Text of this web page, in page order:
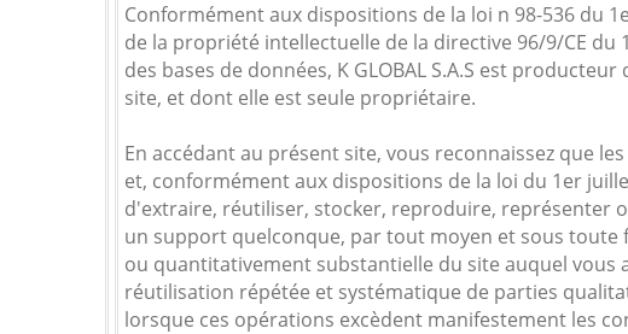
Conformément aux dispositions de la loi n 98-536 du
de la propriété intellectuelle de la directive 96/9/CE
des bases de données, K GLOBAL S.A.S est
site, et dont elle est seule propriétaire.
En accédant au présent site, vous reconnaissez que
et, conformément aux dispositions de la loi du 1er
d'extraire, réutiliser, stocker, reproduire, représenter
un support quelconque, par tout moyen et sous
ou quantitativement substantielle du site auquel vous
réutilisation répétée et systématique de parties
lorsque ces opérations excèdent manifestement les